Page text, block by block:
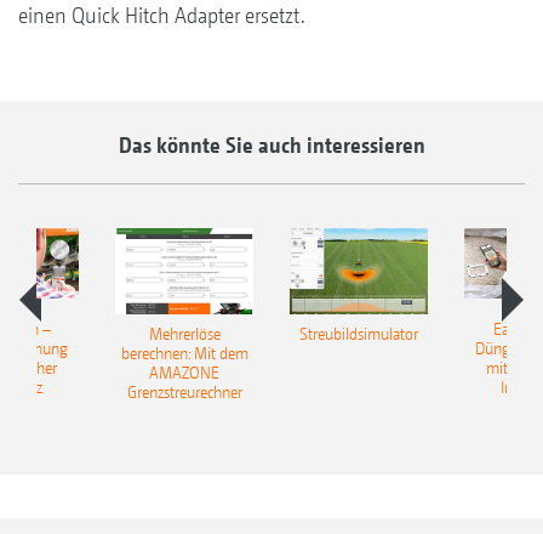
einen Quick Hitch Adapter ersetzt.
Das könnte Sie auch interessieren
–
Mehrerlöse
berechnen: Mit dem
AMAZONE
Grenzstreurechner
Streubildsimulator
mit